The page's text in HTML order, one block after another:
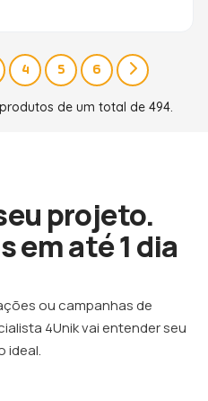
4 5 6
de um total de 494.
projeto.
em até 1 dia
ou campanhas de
4Unik vai entender seu
ideal.